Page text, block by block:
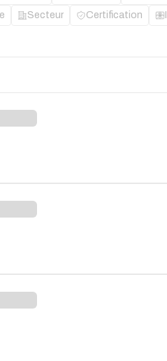
Secteur Certification